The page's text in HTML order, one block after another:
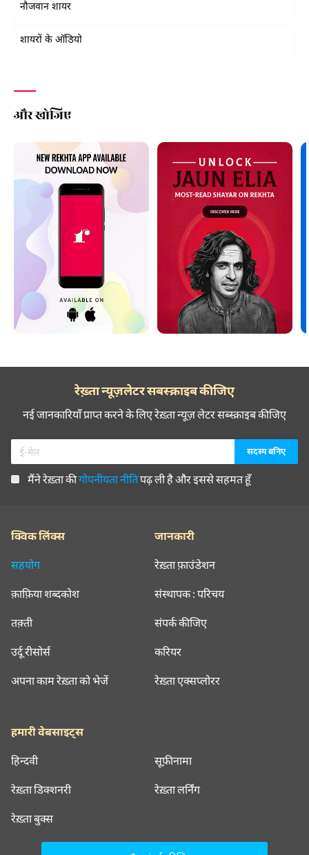
नौजवान शायर
शायरों के ऑडियो
और खोजिए
रेख़्ता न्यूज़लेटर सबस्क्राइब कीजिए
नई जानकारियाँ प्राप्त करने के लिए रेख़्ता न्यूज़ लेटर सब्स्क्राइब कीजिए
मैंने रेख़्ता कीगोपनीयता नीतिपढ़ ली है और इससे सहमत हूँ
क्विक लिंक्स
सहयोग
क़ाफ़िया शब्दकोश
तक़्ती
उर्दू रीसोर्स
अपना काम रेख़्ता को भेजें
जानकारी
रेख़्ता फ़ाउंडेशन
संस्थापक : परिचय
संपर्क कीजिए
करियर
रेख़्ता एक्सप्लोरर
हमारी वेबसाइट्स
हिन्दवी सूफ़ीनामा
रेख़्ता डिक्शनरी रेख़्ता लर्निंग
रेख़्ता बुक्स